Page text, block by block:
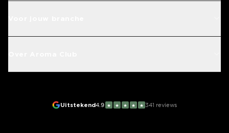
Uitstekend4.9 ★ ★ ★ ★ ★ 341 reviews